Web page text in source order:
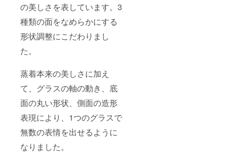
の美しさを表しています。3
種類の面をなめらかにする
形状調整にこだわりまし
た。
蒸着本来の美しさに加え
て、グラスの軸の動き、底
面の丸い形状、側面の造形
表現により、1つのグラスで
無数の表情を出せるように
なりました。